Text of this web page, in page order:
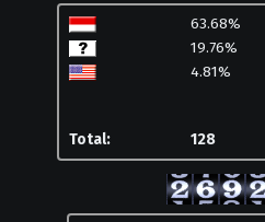
63.68%
19.76%
4.81%
Total: 128